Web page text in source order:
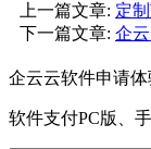
上一篇文章: 定
下一篇文章: 企
企云云软件申请体
软件支付PC版、